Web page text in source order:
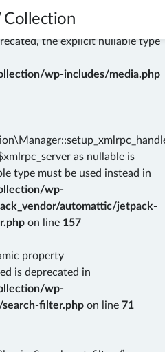
Implicitly marking parameter
the explicit nullable type
wp-includes/media.php
as nullable is
type must be used instead in
wp-
automattic/jetpack-
on line 157
property
is deprecated in
wp-
filter.php on line 71
Collection